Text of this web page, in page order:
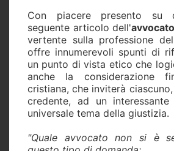
Con piacere presento su
seguente articolo dell'
vertente sulla professione
offre innumerevoli spunti di
un punto di vista etico che
anche la considerazione
cristiana, che inviterà
credente, ad un
universale tema della giustizia.
"Quale avvocato non si è